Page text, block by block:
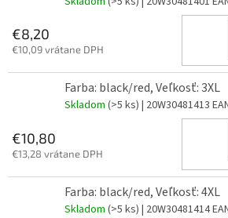
€8,20
€10,09 vrátane DPH
Farba: black/red, Veľkosť: 3XL
Skladom (>5 ks) | 20W30481413
€10,80
€13,28 vrátane DPH
Farba: black/red, Veľkosť: 4XL
Skladom (>5 ks) | 20W30481414